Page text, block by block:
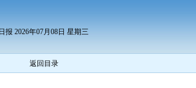
报 2026年07月08日 星期三
返回目录